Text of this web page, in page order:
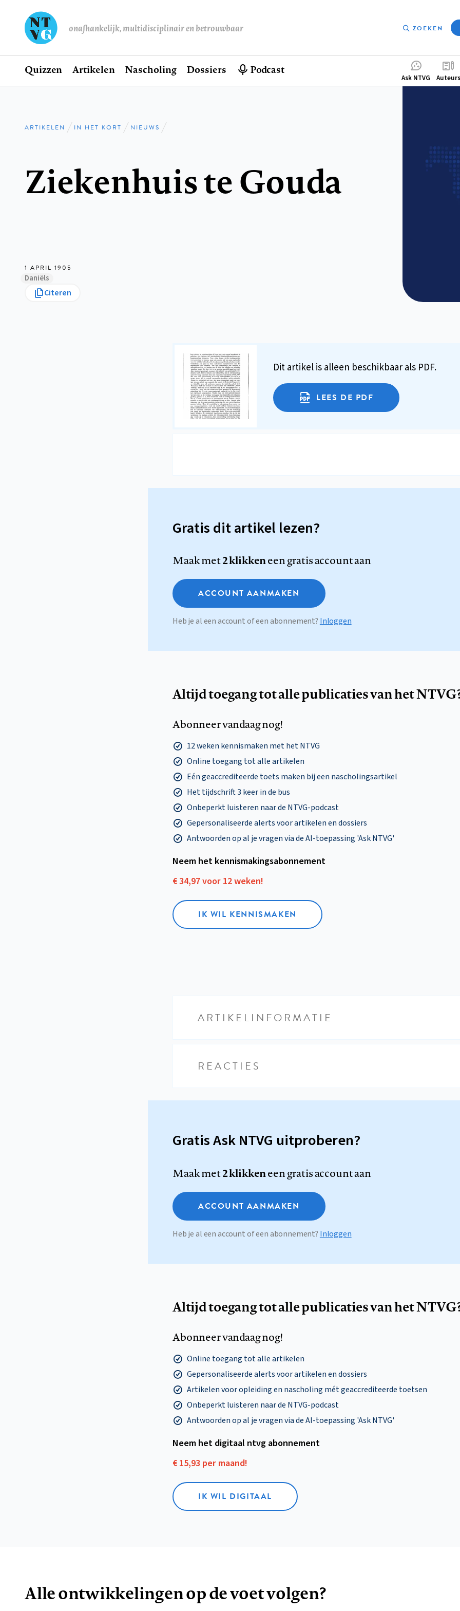
onafhankelijk, multidisciplinair en betrouwbaar ZOEKEN
Hoofdnavigatie
Home
Quizzen Artikelen Nascholing Dossiers Podcast
Ask NTVG Auteurs
Kruimelpad
ARTIKELEN IN HET KORT NIEUWS
Ziekenhuis te Gouda
1 APRIL 1905
Daniëls
Citeren
Dit artikel is alleen beschikbaar als PDF.
LEES DE PDF
Gratis dit artikel lezen?
Maak met2 klikkeneen gratis account aan
ACCOUNT AANMAKEN
Heb je al een account of een abonnement? Inloggen
Altijd toegang tot alle publicaties van het
Abonneer vandaag nog!
12 weken kennismaken met het NTVG
Online toegang tot alle artikelen
Eén geaccrediteerde toets maken bij een nascholingsartikel
Het tijdschrift 3 keer in de bus
Onbeperkt luisteren naar de NTVG-podcast
Gepersonaliseerde alerts voor artikelen en dossiers
Antwoorden op al je vragen via de AI-toepassing 'Ask NTVG'
Neem het kennismakings­abonnement
€ 34,97 voor 12 weken!
IK WIL KENNISMAKEN
ARTIKELINFORMATIE
REACTIES
Gratis Ask NTVG uitproberen?
Maak met2 klikkeneen gratis account aan
ACCOUNT AANMAKEN
Heb je al een account of een abonnement? Inloggen
Altijd toegang tot alle publicaties van het
Abonneer vandaag nog!
Online toegang tot alle artikelen
Gepersonaliseerde alerts voor artikelen en dossiers
Artikelen voor opleiding en nascholing mét geaccrediteerde toetsen
Onbeperkt luisteren naar de NTVG-podcast
Antwoorden op al je vragen via de AI-toepassing 'Ask NTVG'
Neem het digitaal ntvg abonnement
€ 15,93 per maand!
IK WIL DIGITAAL
Alle ontwikkelingen op de voet volgen?